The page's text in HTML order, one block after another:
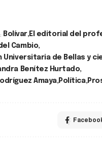
Bolívar El editorial del
Cambio
Universitaria de Bellas y
Benítez Hurtado
Amaya Política